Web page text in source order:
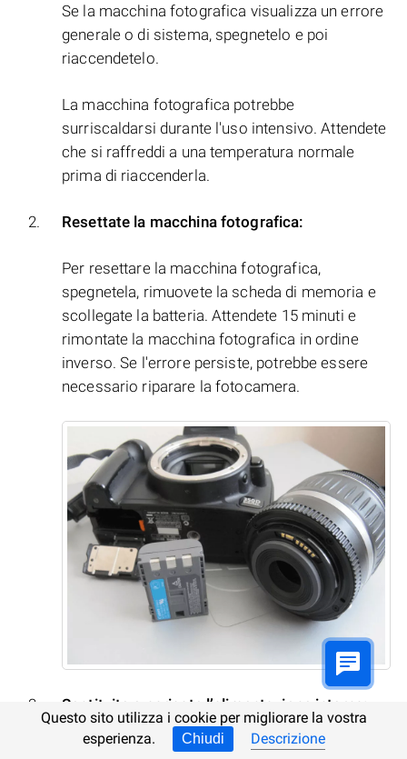
Se la macchina fotografica visualizza un errore
generale o di sistema, spegnetelo e poi
riaccendetelo.
La macchina fotografica potrebbe
surriscaldarsi durante l'uso intensivo. Attendete
che si raffreddi a una temperatura normale
prima di riaccenderla.
Resettate la macchina fotografica:
Per resettare la macchina fotografica,
spegnetela, rimuovete la scheda di memoria e
scollegate la batteria. Attendete 15 minuti e
rimontate la macchina fotografica in ordine
inverso. Se l'errore persiste, potrebbe essere
necessario riparare la fotocamera.
Sostituite o caricate l’alimentazione interna:
Un errore generale o di sistema può essere
Questo sito utilizza i cookie per migliorare la vostra
esperienza.
Chiudi Descrizione